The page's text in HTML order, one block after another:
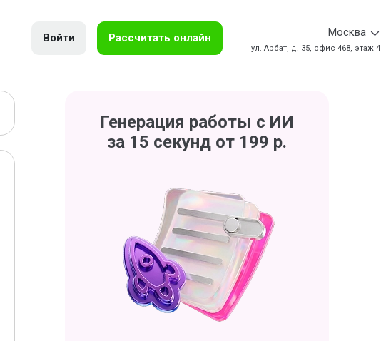
Войти Рассчитать онлайн Москва
ул. Арбат, д. 35, офис 468, этаж 4
Генерация работы с ИИ
за 15 секунд от 199 р.